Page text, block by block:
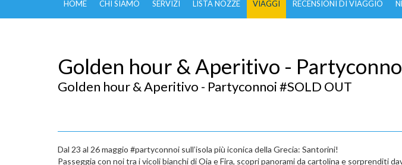
HOME CHI SIAMO SERVIZI LISTA NOZZE VIAGGI RECENSIONI DI VIAGGIO
Golden hour & Aperitivo -
Golden hour & Aperitivo - Partyconnoi #SOLD OUT
Dal 23 al 26 maggio #partyconnoi sull’isola più iconica della Grecia: Santorini!
Passeggia con noi tra i vicoli bianchi di Oia e Fira, scopri panorami da cartolina e sorprenditi